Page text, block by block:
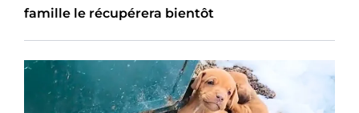
famille le récupérera bientôt